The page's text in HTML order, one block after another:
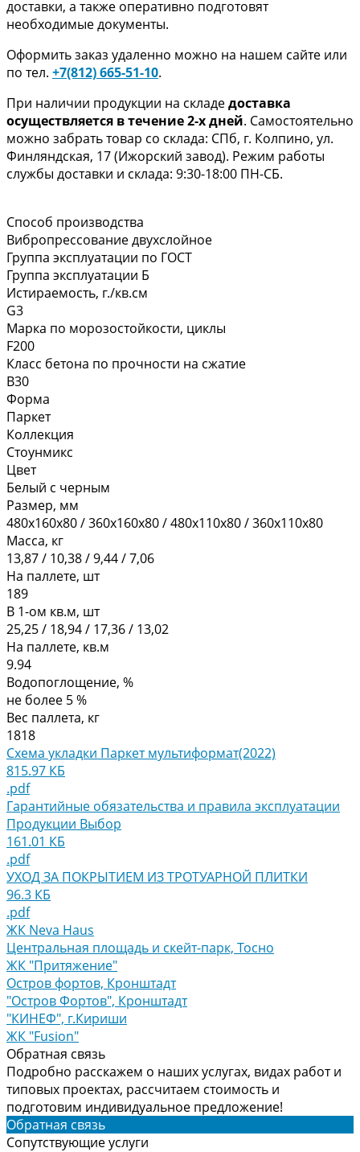
доставки, а также оперативно подготовят
необходимые документы.
Оформить заказ удаленно можно на нашем сайте или
по тел. +7(812) 665-51-10.
При наличии продукции на складедоставка
осуществляется в течение 2-х дней. Самостоятельно
можно забрать товар со склада: СПб, г. Колпино, ул.
Финляндская, 17 (Ижорский завод). Режим работы
службы доставки и склада: 9:30-18:00 ПН-СБ.
Способ производства
Вибропрессование двухслойное
Группа эксплуатации по ГОСТ
Группа эксплуатации Б
Истираемость, г./кв.см
G3
Марка по морозостойкости, циклы
F200
Класс бетона по прочности на сжатие
В30
Форма
Паркет
Коллекция
Стоунмикс
Цвет
Белый с черным
Размер, мм
480х160х80 / 360х160х80 / 480х110х80 / 360х110х80
Масса, кг
13,87 / 10,38 / 9,44 / 7,06
На паллете, шт
189
В 1-ом кв.м, шт
25,25 / 18,94 / 17,36 / 13,02
На паллете, кв.м
9.94
Водопоглощение, %
не более 5 %
Вес паллета, кг
1818
Схема укладки Паркет мультиформат(2022)
815.97 КБ
.pdf
Гарантийные обязательства и правила эксплуатации
Продукции Выбор
161.01 КБ
.pdf
УХОД ЗА ПОКРЫТИЕМ ИЗ ТРОТУАРНОЙ ПЛИТКИ
96.3 КБ
.pdf
ЖК Neva Haus
Центральная площадь и скейт-парк, Тосно
ЖК "Притяжение"
Остров фортов, Кронштадт
"Остров Фортов", Кронштадт
"КИНЕФ", г.Кириши
ЖК "Fusion"
Обратная связь
Подробно расскажем о наших услугах, видах работ и
типовых проектах, рассчитаем стоимость и
подготовим индивидуальное предложение!
Обратная связь
Сопутствующие услуги